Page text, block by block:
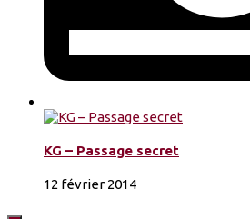
KG – Passage secret
12 février 2014